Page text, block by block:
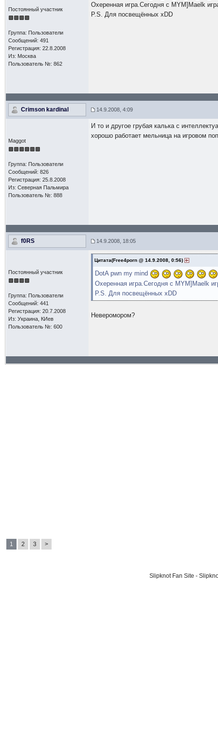
Постоянный участник
Группа: Пользователи
Сообщений: 491
Регистрация: 22.8.2008
Из: Москва
Пользователь №: 862
Охеренная игра.Сегодня с MYM]Maelk
P.S. Для посвещённых xDD
Crimson kardinal 14.9.2008, 4:09
Maggot
Группа: Пользователи
Сообщений: 826
Регистрация: 25.8.2008
Из: Северная Пальмира
Пользователь №: 888
И то и другое грубая калька с
хорошо работает мельница на игровом
f0RS 14.9.2008, 18:05
Постоянный участник
Группа: Пользователи
Сообщений: 441
Регистрация: 20.7.2008
Из: Украина, КИев
Пользователь №: 600
Цитата(Free4porn @ 14.9.2008, 0:56)
DotA pwn my mind
Охеренная игра.Сегодня с MYM]Maelk
P.S. Для посвещённых xDD
Неверомором?
1 2 3 >
Slipknot Fan Site -